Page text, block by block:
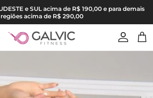
e SUL acima de R$ 190,00 e para demais
regiões acima de R$ 290,00
Conta